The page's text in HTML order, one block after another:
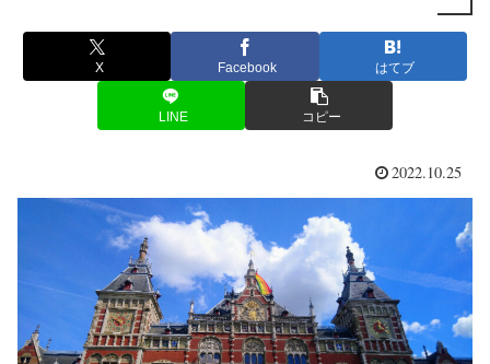
X Facebook はてブ
LINE コピー
2022.10.25